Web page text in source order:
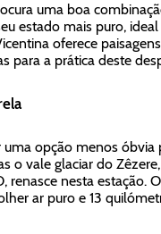
uma boa
estado mais puro,
oferece
para a prática deste
uma opção menos óbvia
o vale glaciar do
renasce nesta estação.
ar puro e 13